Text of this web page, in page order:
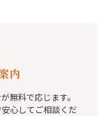
内
無料で応じます。
心してご相談くだ